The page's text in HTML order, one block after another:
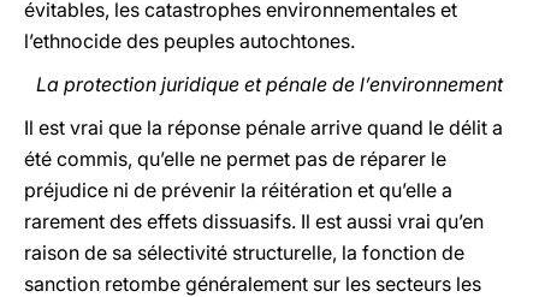
évitables, les catastrophes environnementales et
l’ethnocide des peuples autochtones.
La protection juridique et pénale de l’environnement
Il est vrai que la réponse pénale arrive quand le délit a
été commis, qu’elle ne permet pas de réparer le
préjudice ni de prévenir la réitération et qu’elle a
rarement des effets dissuasifs. Il est aussi vrai qu’en
raison de sa sélectivité structurelle, la fonction de
sanction retombe généralement sur les secteurs les